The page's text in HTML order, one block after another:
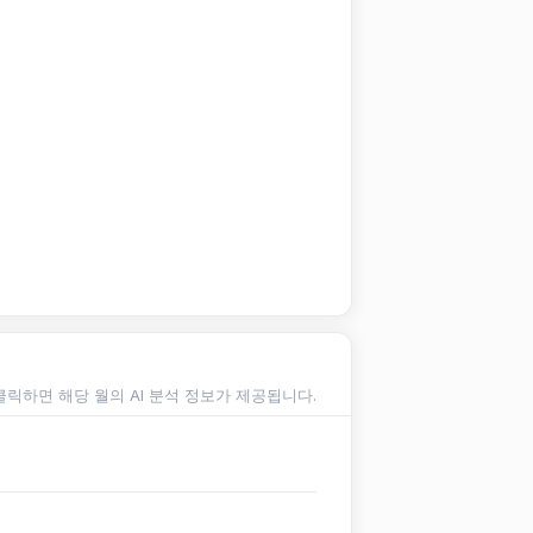
하면 해당 월의 AI 분석 정보가 제공됩니다.